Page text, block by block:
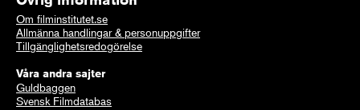
Om filminstitutet.se
Allmänna handlingar & personuppgifter
Tillgänglighetsredogörelse
Våra andra sajter
Guldbaggen
Svensk Filmdatabas